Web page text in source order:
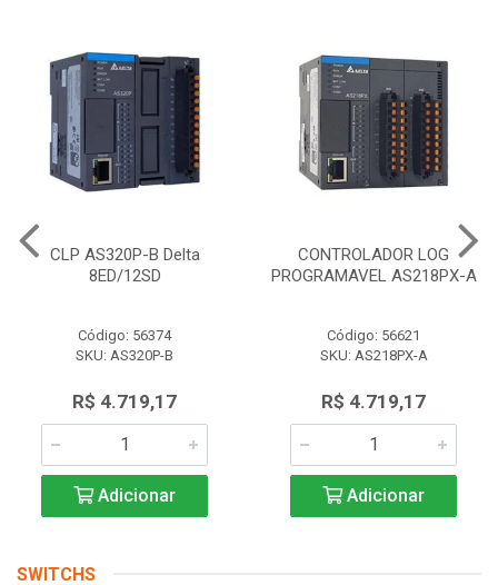
CLP AS320P-B Delta
8ED/12SD
Código: 56374
SKU: AS320P-B
R$ 4.719,17
Adicionar
CONTROLADOR LOG
PROGRAMAVEL AS218PX-A
Código: 56621
SKU: AS218PX-A
R$ 4.719,17
Adicionar
SWITCHS